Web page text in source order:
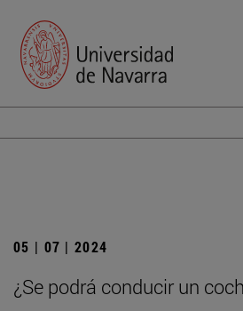
05 | 07 | 2024
¿Se podrá conducir un